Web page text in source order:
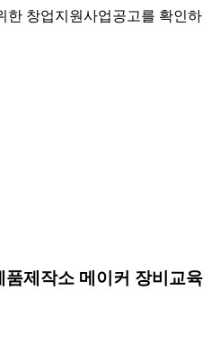
한 창업지원사업공고를 확인하
제작소 메이커 장비교육